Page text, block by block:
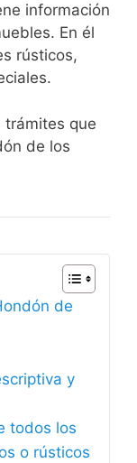
información
En él
rústicos,
trámites que
de los
de
y
todos los
o rústicos